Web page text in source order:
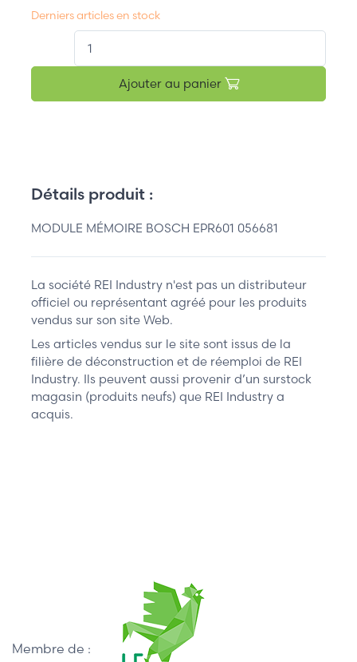
Derniers articles en stock
Ajouter au panier
Détails produit :
MODULE MÉMOIRE BOSCH EPR601 056681
La société REI Industry n'est pas un distributeur
officiel ou représentant agréé pour les produits
vendus sur son site Web.
Les articles vendus sur le site sont issus de la
filière de déconstruction et de réemploi de REI
Industry. Ils peuvent aussi provenir d’un surstock
magasin (produits neufs) que REI Industry a
acquis.
Membre de :